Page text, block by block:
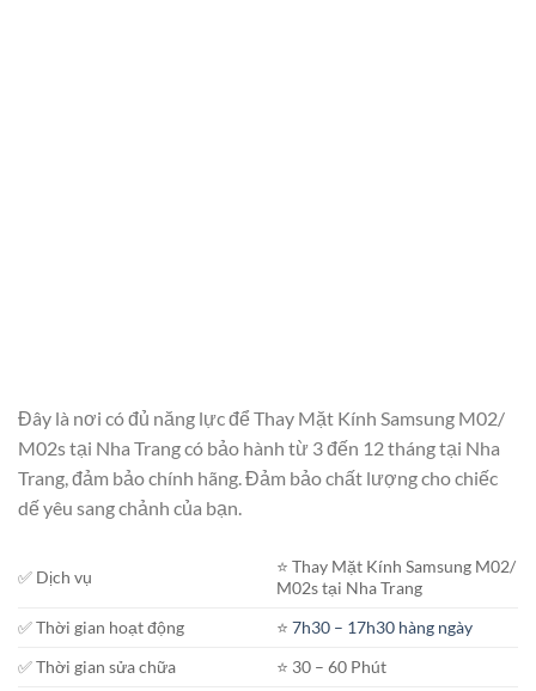
Đây là nơi có đủ năng lực để Thay Mặt Kính Samsung M02/
M02s tại Nha Trang có bảo hành từ 3 đến 12 tháng tại Nha
Trang, đảm bảo chính hãng. Đảm bảo chất lượng cho chiếc
dế yêu sang chảnh của bạn.
✅ Dịch vụ
⭐️ Thay Mặt Kính Samsung M02/
M02s tại Nha Trang
✅ Thời gian hoạt động
⭐️7h30 – 17h30 hàng ngày
✅ Thời gian sửa chữa
⭐️ 30 – 60 Phút